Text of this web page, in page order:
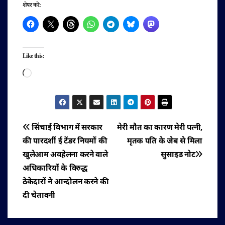
शेयर करें:
Like this:
Loading…
पोस्ट
नेविगेशन
मेरी मौत का कारण मेरी पत्नी,
मृतक पति के जेब से मिला
सुसाइड नोट
सिंचाई विभाग में सरकार
की पारदर्शी ई टेंडर नियमों की
खुलेआम अवहेलना करने वाले
अधिकारियों के विरुद्ध
ठेकेदारों ने आन्दोलन करने की
दी चेतावनी